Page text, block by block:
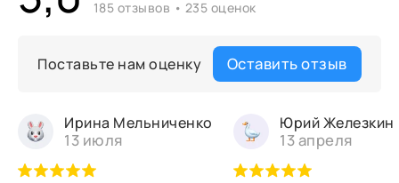
185 отзывов • 235 оценок
Поставьте нам оценку Оставить отзыв
Ирина Мельниченко
13 июля
Юрий Железкин
13 апреля